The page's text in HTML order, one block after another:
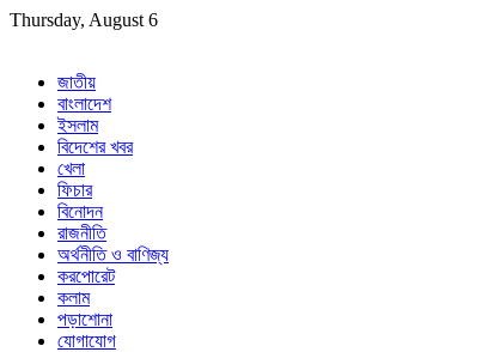
Skip
Thursday, August 6
জাতীয়
বাংলাদেশ
ইসলাম
বিদেশের খবর
খেলা
ফিচার
বিনোদন
রাজনীতি
অর্থনীতি ও বাণিজ্য
করপোরেট
কলাম
পড়াশোনা
যোগাযোগ